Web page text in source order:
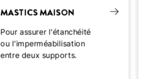
MASTICS MAISON
Pour assurer l'étanchéité
ou l'imperméabilisation
entre deux supports.